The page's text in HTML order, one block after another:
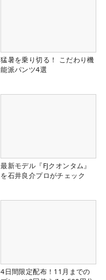
猛暑を乗り切る！ こだわり機
能派パンツ4選
最新モデル『FJクオンタム』
を石井良介プロがチェック
4日間限定配布！11月までの